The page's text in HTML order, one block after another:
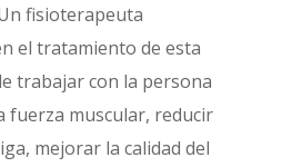
fisioterapeuta
el tratamiento de esta
trabajar con la persona
fuerza muscular, reducir
mejorar la calidad del